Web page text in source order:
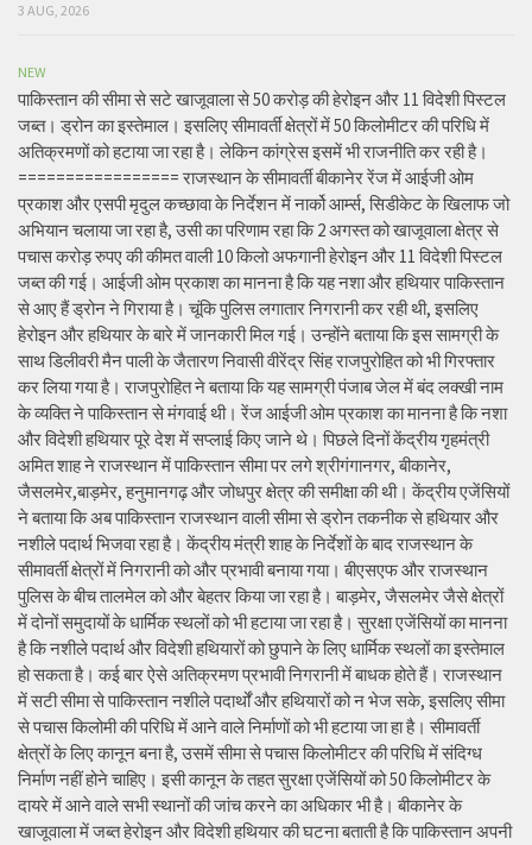
3 AUG, 2026
NEW
पाकिस्तान की सीमा से सटे खाजूवाला से 50 करोड़ की हेरोइन और 11 विदेशी पिस्टल
जब्त। ड्रोन का इस्तेमाल। इसलिए सीमावर्ती क्षेत्रों में 50 किलोमीटर की परिधि में
अतिक्रमणों को हटाया जा रहा है। लेकिन कांग्रेस इसमें भी राजनीति कर रही है।
================= राजस्थान के सीमावर्ती बीकानेर रेंज में आईजी ओम
प्रकाश और एसपी मृदुल कच्छावा के निर्देशन में नार्को आर्म्स, सिडीकेट के खिलाफ जो
अभियान चलाया जा रहा है, उसी का परिणाम रहा कि 2 अगस्त को खाजूवाला क्षेत्र से
पचास करोड़ रुपए की कीमत वाली 10 किलो अफगानी हेरोइन और 11 विदेशी पिस्टल
जब्त की गई। आईजी ओम प्रकाश का मानना है कि यह नशा और हथियार पाकिस्तान
से आए हैं ड्रोन ने गिराया है। चूंकि पुलिस लगातार निगरानी कर रही थी, इसलिए
हेरोइन और हथियार के बारे में जानकारी मिल गई। उन्होंने बताया कि इस सामग्री के
साथ डिलीवरी मैन पाली के जैतारण निवासी वीरेंद्र सिंह राजपुरोहित को भी गिरफ्तार
कर लिया गया है। राजपुरोहित ने बताया कि यह सामग्री पंजाब जेल में बंद लक्खी नाम
के व्यक्ति ने पाकिस्तान से मंगवाई थी। रेंज आईजी ओम प्रकाश का मानना है कि नशा
और विदेशी हथियार पूरे देश में सप्लाई किए जाने थे। पिछले दिनों केंद्रीय गृहमंत्री
अमित शाह ने राजस्थान में पाकिस्तान सीमा पर लगे श्रीगंगानगर, बीकानेर,
जैसलमेर,बाड़मेर, हनुमानगढ़ और जोधपुर क्षेत्र की समीक्षा की थी। केंद्रीय एजेंसियों
ने बताया कि अब पाकिस्तान राजस्थान वाली सीमा से ड्रोन तकनीक से हथियार और
नशीले पदार्थ भिजवा रहा है। केंद्रीय मंत्री शाह के निर्देशों के बाद राजस्थान के
सीमावर्ती क्षेत्रों में निगरानी को और प्रभावी बनाया गया। बीएसएफ और राजस्थान
पुलिस के बीच तालमेल को और बेहतर किया जा रहा है। बाड़मेर, जैसलमेर जैसे क्षेत्रों
में दोनों समुदायों के धार्मिक स्थलों को भी हटाया जा रहा है। सुरक्षा एजेंसियों का मानना
है कि नशीले पदार्थ और विदेशी हथियारों को छुपाने के लिए धार्मिक स्थलों का इस्तेमाल
हो सकता है। कई बार ऐसे अतिक्रमण प्रभावी निगरानी में बाधक होते हैं। राजस्थान
में सटी सीमा से पाकिस्तान नशीले पदार्थों और हथियारों को न भेज सके, इसलिए सीमा
से पचास किलोमी की परिधि में आने वाले निर्माणों को भी हटाया जा हा है। सीमावर्ती
क्षेत्रों के लिए कानून बना है, उसमें सीमा से पचास किलोमीटर की परिधि में संदिग्ध
निर्माण नहीं होने चाहिए। इसी कानून के तहत सुरक्षा एजेंसियों को 50 किलोमीटर के
दायरे में आने वाले सभी स्थानों की जांच करने का अधिकार भी है। बीकानेर के
खाजूवाला में जब्त हेरोइन और विदेशी हथियार की घटना बताती है कि पाकिस्तान अपनी